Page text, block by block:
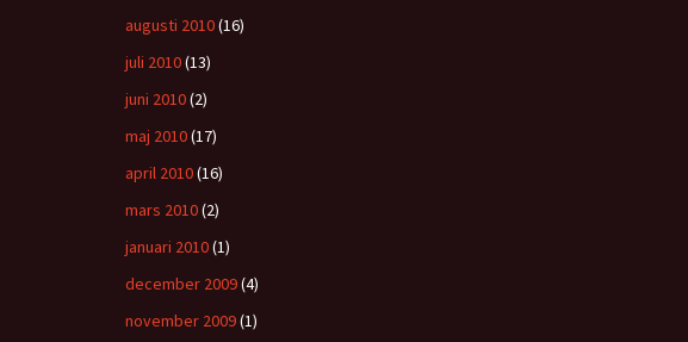
augusti 2010(16)
juli 2010(13)
juni 2010(2)
maj 2010(17)
april 2010(16)
mars 2010(2)
januari 2010(1)
december 2009(4)
november 2009(1)